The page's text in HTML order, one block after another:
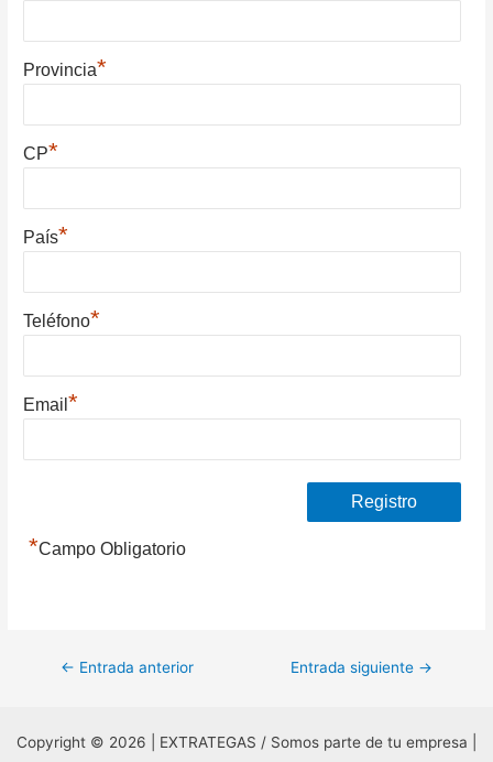
Provincia*
CP*
País*
Teléfono*
Email*
*Campo Obligatorio
Navegación
entradas
← Entrada anterior Entrada siguiente →
Copyright © 2026 | EXTRATEGAS / Somos parte de tu empresa |